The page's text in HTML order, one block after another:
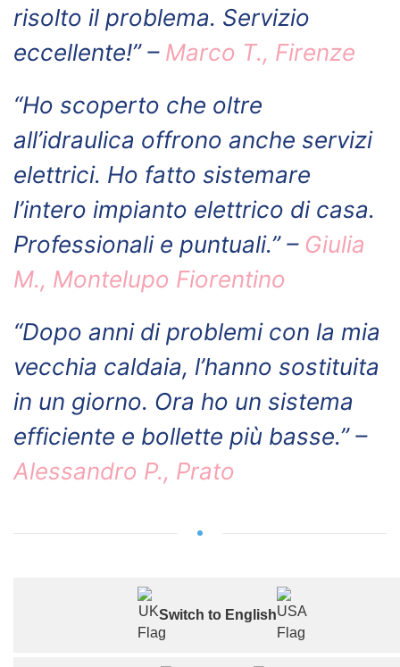
risolto il problema. Servizio
eccellente!” – Marco T., Firenze
“Ho scoperto che oltre
all’idraulica offrono anche servizi
elettrici. Ho fatto sistemare
l’intero impianto elettrico di casa.
Professionali e puntuali.” – Giulia
M., Montelupo Fiorentino
“Dopo anni di problemi con la mia
vecchia caldaia, l’hanno sostituita
in un giorno. Ora ho un sistema
efficiente e bollette più basse.” –
Alessandro P., Prato
Switch to English